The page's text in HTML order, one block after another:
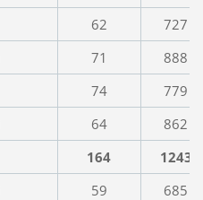
62
727
71
888
74
779
64
862
164
1243
59
685